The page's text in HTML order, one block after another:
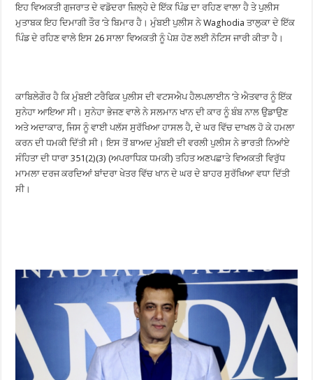
ਇਹ ਵਿਅਕਤੀ ਗੁਜਰਾਤ ਦੇ ਵਡੋਦਰਾ ਜ਼ਿਲ੍ਹੇ ਦੇ ਇੱਕ ਪਿੰਡ ਦਾ ਰਹਿਣ ਵਾਲਾ ਹੈ ਤੇ ਪੁਲੀਸ
ਮੁਤਾਬਕ ਇਹ ਦਿਮਾਗੀ ਤੌਰ ’ਤੇ ਬਿਮਾਰ ਹੈ। ਮੁੰਬਈ ਪੁਲੀਸ ਨੇ Waghodia ਤਾਲੁਕਾ ਦੇ ਇੱਕ
ਪਿੰਡ ਦੇ ਰਹਿਣ ਵਾਲੇ ਇਸ 26 ਸਾਲਾ ਵਿਅਕਤੀ ਨੂੰ ਪੇਸ਼ ਹੋਣ ਲਈ ਨੋਟਿਸ ਜਾਰੀ ਕੀਤਾ ਹੈ।
ਕਾਬਿਲੇਗੌਰ ਹੈ ਕਿ ਮੁੰਬਈ ਟਰੈਫਿਕ ਪੁਲੀਸ ਦੀ ਵਟਸਐਪ ਹੈਲਪਲਾਈਨ ’ਤੇ ਐਤਵਾਰ ਨੂੰ ਇੱਕ
ਸੁਨੇਹਾ ਆਇਆ ਸੀ। ਸੁਨੇਹਾ ਭੇਜਣ ਵਾਲੇ ਨੇ ਸਲਮਾਨ ਖਾਨ ਦੀ ਕਾਰ ਨੂੰ ਬੰਬ ਨਾਲ ਉਡਾਉਣ
ਅਤੇ ਅਦਾਕਾਰ, ਜਿਸ ਨੂੰ ਵਾਈ ਪਲੱਸ ਸੁਰੱਖਿਆ ਹਾਸਲ ਹੈ, ਦੇ ਘਰ ਵਿੱਚ ਦਾਖਲ ਹੋ ਕੇ ਹਮਲਾ
ਕਰਨ ਦੀ ਧਮਕੀ ਦਿੱਤੀ ਸੀ। ਇਸ ਤੋਂ ਬਾਅਦ ਮੁੰਬਈ ਦੀ ਵਰਲੀ ਪੁਲੀਸ ਨੇ ਭਾਰਤੀ ਨਿਆਂਏ
ਸੰਹਿਤਾ ਦੀ ਧਾਰਾ 351(2)(3) (ਅਪਰਾਧਿਕ ਧਮਕੀ) ਤਹਿਤ ਅਣਪਛਾਤੇ ਵਿਅਕਤੀ ਵਿਰੁੱਧ
ਮਾਮਲਾ ਦਰਜ ਕਰਦਿਆਂ ਬਾਂਦਰਾ ਖੇਤਰ ਵਿੱਚ ਖਾਨ ਦੇ ਘਰ ਦੇ ਬਾਹਰ ਸੁਰੱਖਿਆ ਵਧਾ ਦਿੱਤੀ
ਸੀ।